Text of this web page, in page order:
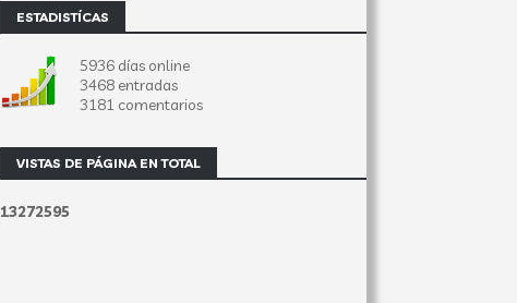
ESTADISTÍCAS
5936 días online
3468 entradas
3181 comentarios
VISTAS DE PÁGINA EN TOTAL
13272595